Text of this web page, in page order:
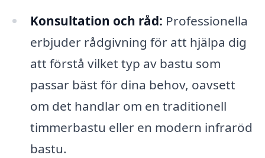
Konsultation och råd: Professionella
erbjuder rådgivning för att hjälpa dig
att förstå vilket typ av bastu som
passar bäst för dina behov, oavsett
om det handlar om en traditionell
timmerbastu eller en modern infraröd
bastu.